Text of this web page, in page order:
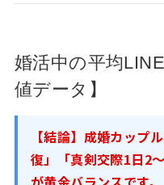
婚活中の平均
値データ】
【結論】成婚カップ
復」「真剣交際1日2